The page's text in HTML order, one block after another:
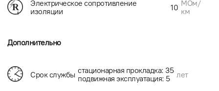
Электрическое сопротивление
изоляции
10 МОм/
км
Дополнительно
Срок службы стационарная прокладка: 35
подвижная эксплуатация: 5
лет